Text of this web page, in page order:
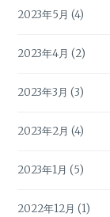
2023年5月 (4)
2023年4月 (2)
2023年3月 (3)
2023年2月 (4)
2023年1月 (5)
2022年12月 (1)